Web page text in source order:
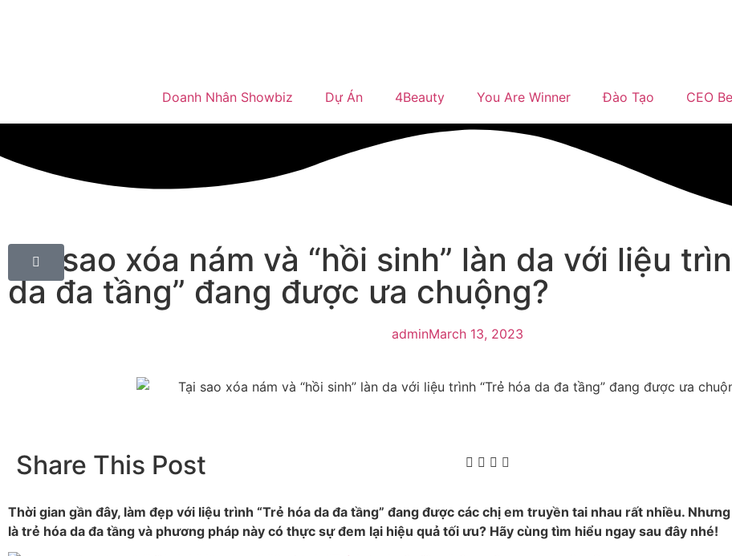
Doanh Nhân Showbiz Dự Án 4Beauty You Are Winner Đào Tạo CEO
Tại sao xóa nám và “hồi sinh” làn da với liệu
da đa tầng” đang được ưa chuộng?
adminMarch 13, 2023
Share This Post
Thời gian gần đây, làm đẹp với liệu trình “Trẻ hóa da đa tầng” đang được các chị em truyền tai nhau rất nhiều.
là trẻ hóa da đa tầng và phương pháp này có thực sự đem lại hiệu quả tối ưu? Hãy cùng tìm hiểu ngay sau đây nhé!